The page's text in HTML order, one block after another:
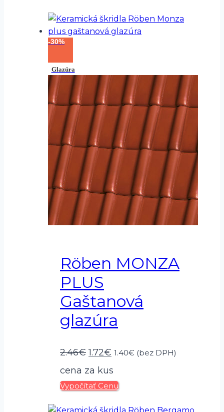
-30%
Glazúra
Röben MONZA
PLUS
Gaštanová
glazúra
2.46€Pôvodná
cena
bola:
2.46€.
1.72€ Aktuálna
cena
je:
1.72€.
1.40€ (bez DPH)
cena za kus
Vypočítať Cenu